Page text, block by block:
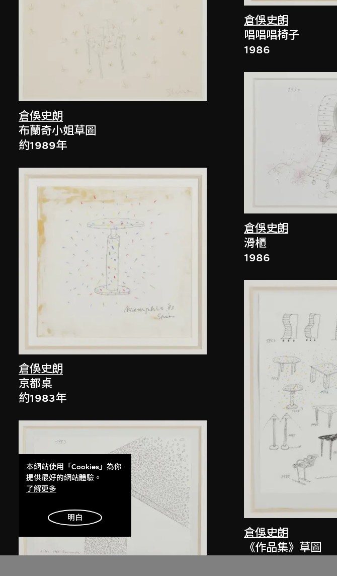
倉俁史朗
布蘭奇小姐草圖
約1989年
倉俁史朗
京都桌
約1983年
倉俁史朗
唱唱唱椅子
1986
倉俁史朗
滑櫃
1986
倉俁史朗
《作品集》草圖
本網站使用「Cookies」為你
提供最好的網站體驗。
了解更多
明白